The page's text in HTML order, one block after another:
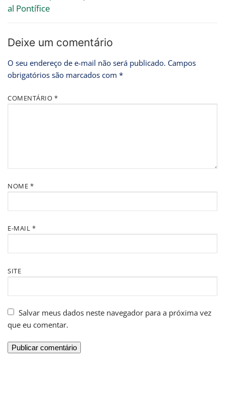
al Pontífice
Deixe um comentário
O seu endereço de e-mail não será publicado. Campos
obrigatórios são marcados com *
COMENTÁRIO *
NOME *
E-MAIL *
SITE
Salvar meus dados neste navegador para a próxima vez
que eu comentar.